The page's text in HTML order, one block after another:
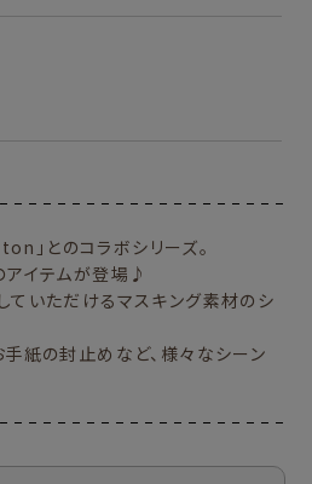
」とのコラボシリーズ。
アイテムが登場♪
ていただけるマスキング素材のシ
手紙の封止めなど、様々なシーン